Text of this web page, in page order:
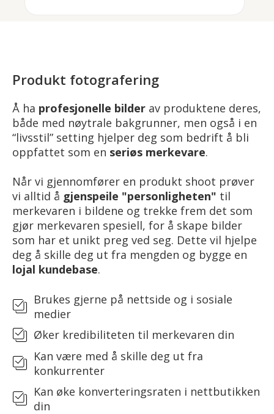
Produkt fotografering
Å ha profesjonelle bilder av produktene deres,
både med nøytrale bakgrunner, men også i en
“livsstil” setting hjelper deg som bedrift å bli
oppfattet som en seriøs merkevare.
Når vi gjennomfører en produkt shoot prøver
vi alltid å gjenspeile "personligheten" til
merkevaren i bildene og trekke frem det som
gjør merkevaren spesiell, for å skape bilder
som har et unikt preg ved seg. Dette vil hjelpe
deg å skille deg ut fra mengden og bygge en
lojal kundebase.
Brukes gjerne på nettside og i sosiale
medier
Øker kredibiliteten til merkevaren din
Kan være med å skille deg ut fra
konkurrenter
Kan øke konverteringsraten i nettbutikken
din